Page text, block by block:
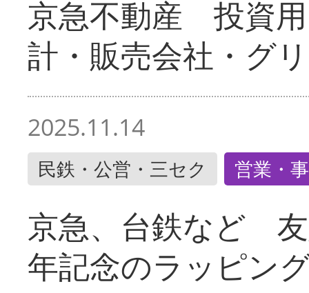
京急不動産 投資
計・販売会社・グ
2025.11.14
民鉄・公営・三セク 営業・
京急、台鉄など
年記念のラッピン